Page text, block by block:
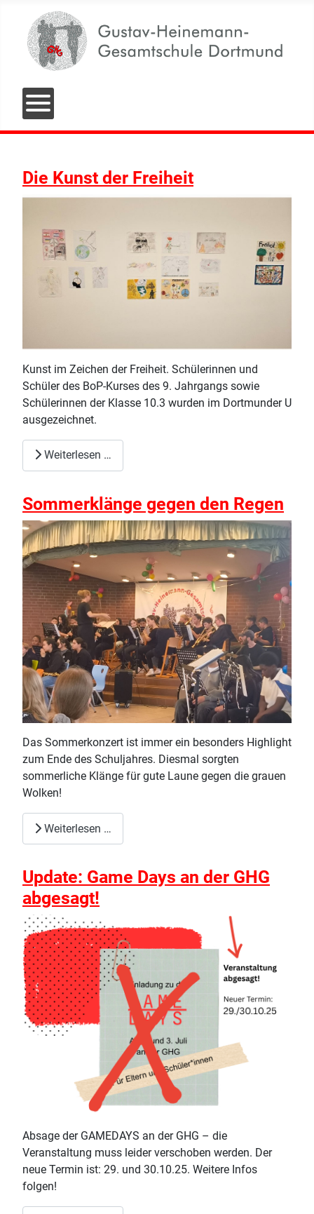
Die Kunst der Freiheit
Kunst im Zeichen der Freiheit. Schülerinnen und
Schüler des BoP-Kurses des 9. Jahrgangs sowie
Schülerinnen der Klasse 10.3 wurden im Dortmunder U
ausgezeichnet.
Weiterlesen …
Sommerklänge gegen den Regen
Das Sommerkonzert ist immer ein besonders Highlight
zum Ende des Schuljahres. Diesmal sorgten
sommerliche Klänge für gute Laune gegen die grauen
Wolken!
Weiterlesen …
Update: Game Days an der GHG
abgesagt!
Absage der GAMEDAYS an der GHG – die
Veranstaltung muss leider verschoben werden. Der
neue Termin ist: 29. und 30.10.25. Weitere Infos
folgen!